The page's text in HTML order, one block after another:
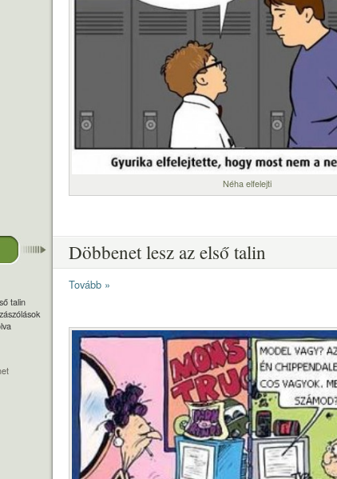
Néha elfelejti
talin
Döbbenet lesz az első talin
Tovább »